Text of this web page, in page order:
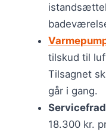
tilskud til
Tilsagnet
går i gang.
18.300 kr.